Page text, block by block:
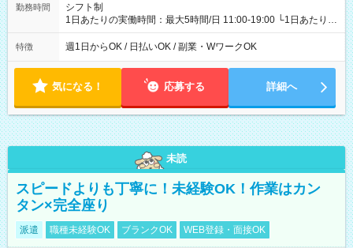
勤務時間
シフト制
1日あたりの実働時間：最大5時間/日 11:00-19:00 └1日あたりの
実働時間：1-5時間 └上記の時間帯内であれば、いつでも勤務可
能！ └平日・土曜日の中で、お好きな曜日でご勤務いただけま
18:00 などのように、自由な働き方が可能なお仕事です！
特徴 週1日からOK / 日払いOK / 副業・WワークOK
気になる！ 応募する 詳細へ
未読
スピードよりも丁寧に！未経験OK！作業はカン
タン×完全座り
派遣 職種未経験OK ブランクOK WEB登録・面接OK